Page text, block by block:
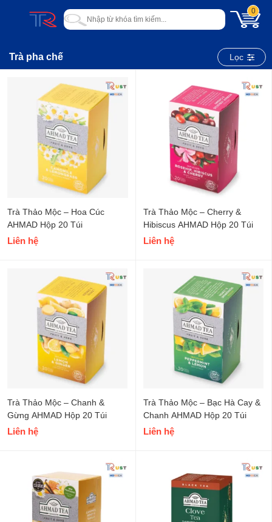
0
Trà pha chế Lọc
Trà Thảo Mộc – Hoa Cúc
AHMAD Hộp 20 Túi
Liên hệ
Trà Thảo Mộc – Cherry &
Hibiscus AHMAD Hộp 20 Túi
Liên hệ
Trà Thảo Mộc – Chanh &
Gừng AHMAD Hộp 20 Túi
Liên hệ
Trà Thảo Mộc – Bạc Hà Cay &
Chanh AHMAD Hộp 20 Túi
Liên hệ